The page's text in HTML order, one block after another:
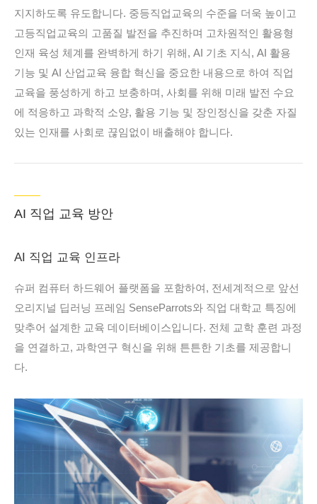
지지하도록 유도합니다. 중등직업교육의 수준을 더욱 높이고
고등직업교육의 고품질 발전을 추진하며 고차원적인 활용형
인재 육성 체계를 완벽하게 하기 위해, AI 기초 지식, AI 활용
기능 및 AI 산업교육 융합 혁신을 중요한 내용으로 하여 직업
교육을 풍성하게 하고 보충하며, 사회를 위해 미래 발전 수요
에 적응하고 과학적 소양, 활용 기능 및 장인정신을 갖춘 자질
있는 인재를 사회로 끊임없이 배출해야 합니다.
AI 직업 교육 방안
AI 직업 교육 인프라
슈퍼 컴퓨터 하드웨어 플랫폼을 포함하여, 전세계적으로 앞선
오리지널 딥러닝 프레임 SenseParrots와 직업 대학교 특징에
맞추어 설계한 교육 데이터베이스입니다. 전체 교학 훈련 과정
을 연결하고, 과학연구 혁신을 위해 튼튼한 기초를 제공합니
다.